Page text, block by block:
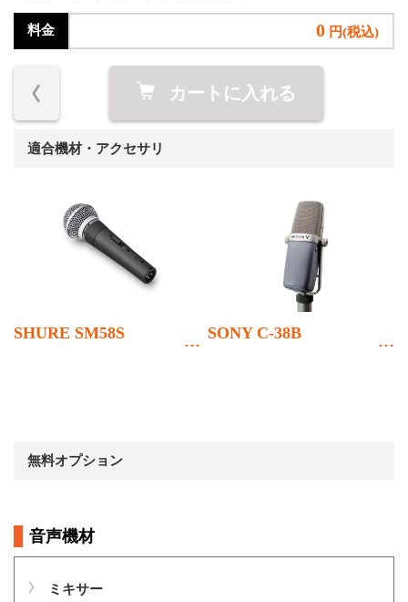
料金 0 円(税込)
カートに入れる
適合機材・アクセサリ
SHURE SM58S SONY C-38B
無料オプション
音声機材
ミキサー